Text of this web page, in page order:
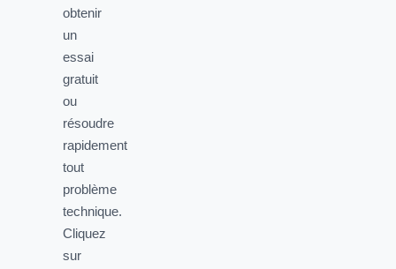
obtenir
un
essai
gratuit
ou
résoudre
rapidement
tout
problème
technique.
Cliquez
sur